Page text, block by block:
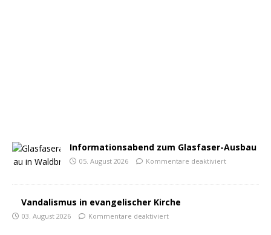
Informationsabend zum Glasfaser-Ausbau
05. August 2026 Kommentare deaktiviert
Vandalismus in evangelischer Kirche
03. August 2026 Kommentare deaktiviert